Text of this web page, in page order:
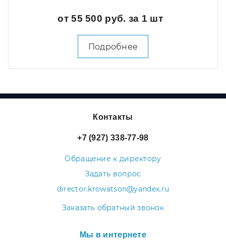
от 55 500 руб. за 1 шт
Подробнее
Контакты
+7 (927) 338-77-98
Обращение к директору
Задать вопрос
director.krowatson@yandex.ru
Заказать обратный звонок
Мы в интернете